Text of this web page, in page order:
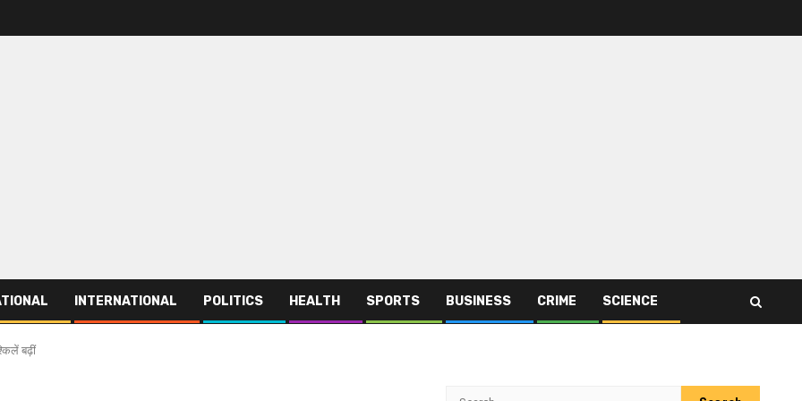
INTERNATIONAL POLITICS HEALTH SPORTS BUSINESS CRIME SCIENCE
बढ़ीं
Search